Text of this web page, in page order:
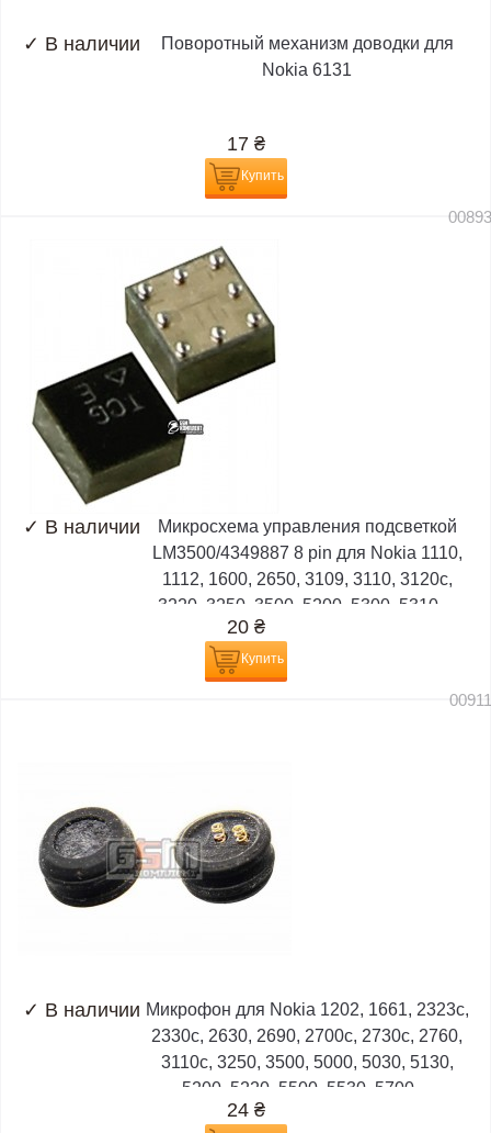
✓ В наличии
Поворотный механизм доводки для
Nokia 6131
17 ₴
Купить
✓ В наличии
Микросхема управления подсветкой
LM3500/4349887 8 pin для Nokia 1110,
1112, 1600, 2650, 3109, 3110, 3120c,
3220, 3250, 3500, 5200, 5300, 5310,...
20 ₴
Купить
✓ В наличии Микрофон для Nokia 1202, 1661, 2323c,
2330c, 2630, 2690, 2700c, 2730c, 2760,
3110c, 3250, 3500, 5000, 5030, 5130,
5200, 5220, 5500, 5530, 5700,...
24 ₴